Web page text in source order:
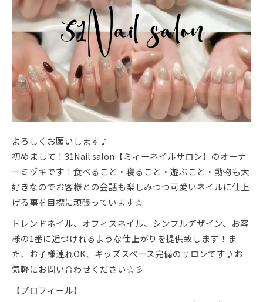
よろしくお願いします♪
初めまして！31Nail salon【ミィーネイルサロン】のオーナ
ーミヅキです！食べること・寝ること・遊ぶこと・動物も大
好きなのでお客様との会話も楽しみつつ可愛いネイルに仕上
げる事を目標に頑張っています☆
トレンドネイル、オフィスネイル、シンプルデザイン、お客
様の1番に近づけれるような仕上がりを提供致します！ま
た、お子様連れOK、キッズスペース完備のサロンです♪お
気軽にお問い合わせください☆彡
【プロフィール】